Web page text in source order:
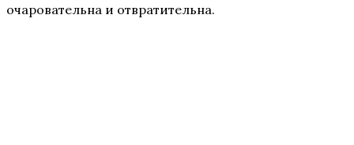
очаровательна и отвратительна.